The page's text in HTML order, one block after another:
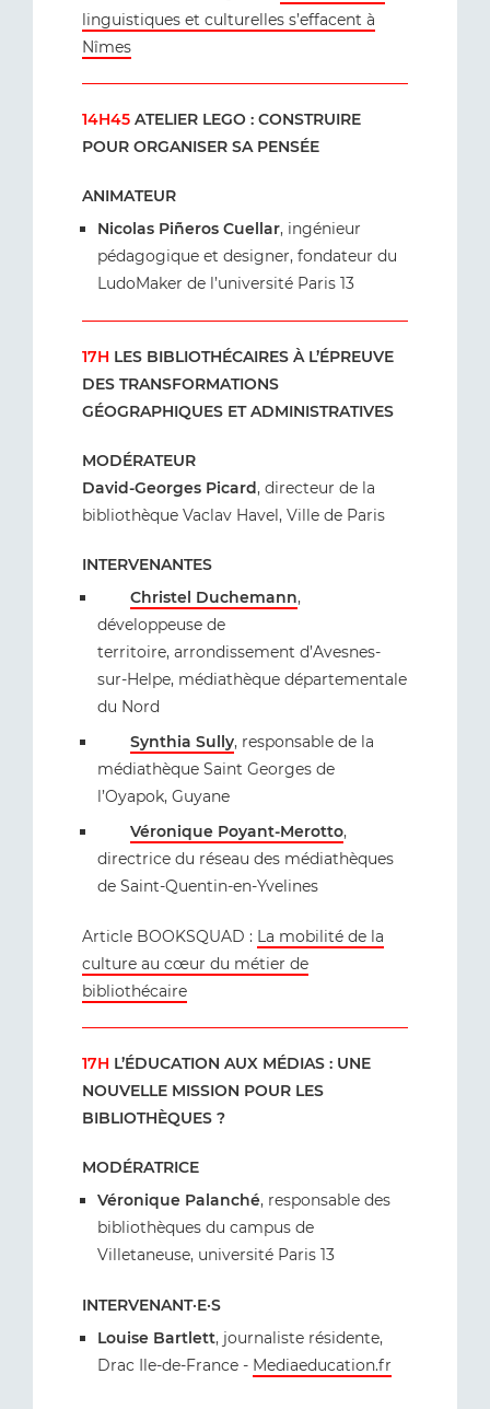
linguistiques et culturelles s’effacent à
Nîmes
14H45 ATELIER LEGO : CONSTRUIRE
POUR ORGANISER SA PENSÉE
ANIMATEUR
Nicolas Piñeros Cuellar, ingénieur
pédagogique et designer, fondateur du
LudoMaker de l’université Paris 13
17H LES BIBLIOTHÉCAIRES À L’ÉPREUVE
DES TRANSFORMATIONS
GÉOGRAPHIQUES ET ADMINISTRATIVES
MODÉRATEUR
David-Georges Picard, directeur de la
bibliothèque Vaclav Havel, Ville de Paris
INTERVENANTES
Christel Duchemann,
développeuse de
territoire, arrondissement d’Avesnes-
sur-Helpe, médiathèque départementale
du Nord
Synthia Sully, responsable de la
médiathèque Saint Georges de
l’Oyapok, Guyane
Véronique Poyant-Merotto,
directrice du réseau des médiathèques
de Saint-Quentin-en-Yvelines
Article BOOKSQUAD : La mobilité de la
culture au cœur du métier de
bibliothécaire
17H L’ÉDUCATION AUX MÉDIAS : UNE
NOUVELLE MISSION POUR LES
BIBLIOTHÈQUES ?
MODÉRATRICE
Véronique Palanché, responsable des
bibliothèques du campus de
Villetaneuse, université Paris 13
INTERVENANT·E·S
Louise Bartlett, journaliste résidente,
Drac Ile-de-France - Mediaeducation.fr